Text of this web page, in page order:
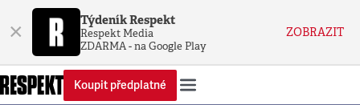
× Týdeník Respekt
Respekt Media
ZDARMA - na Google Play
ZOBRAZIT
Koupit předplatné